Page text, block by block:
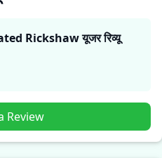
Rickshawयूजर रिव्यू
Review